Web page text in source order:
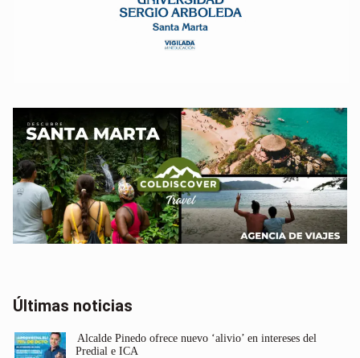
Últimas noticias
Alcalde Pinedo ofrece nuevo ‘alivio’ en intereses del
Predial e ICA